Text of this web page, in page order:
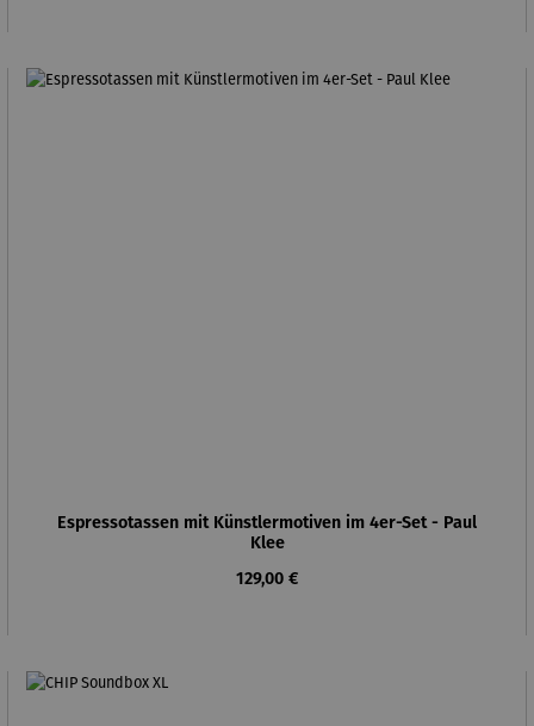
Espressotassen mit Künstlermotiven im 4er-Set - Paul
Klee
Regulärer Preis:
129,00 €